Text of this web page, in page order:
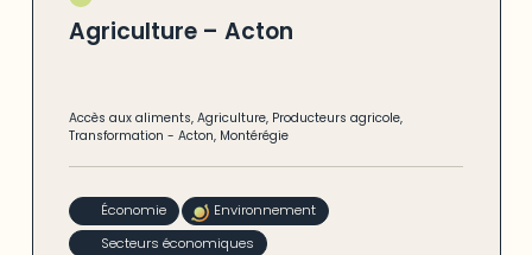
Agriculture – Acton
Accès aux aliments,Agriculture, Producteurs agricole,
Transformation -Acton, Montérégie
Économie
Environnement
Secteurs économiques